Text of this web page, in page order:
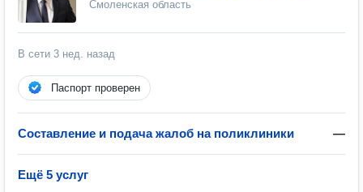
Смоленская область
В сети 3 нед. назад
Паспорт проверен
Составление и подача жалоб на поликлиники —
Ещё 5 услуг